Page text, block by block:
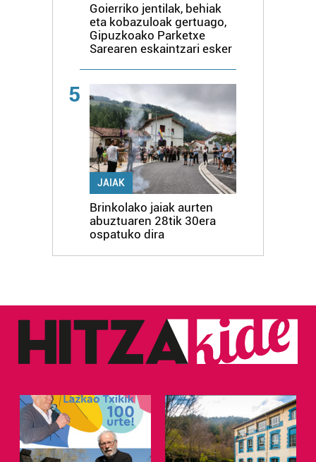
Goierriko jentilak, behiak
eta kobazuloak gertuago,
Gipuzkoako Parketxe
Sarearen eskaintzari esker
5
JAIAK
Brinkolako jaiak aurten
abuztuaren 28tik 30era
ospatuko dira